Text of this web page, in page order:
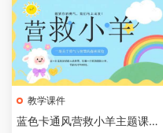
教学课件
蓝色卡通风营救小羊主题课件P